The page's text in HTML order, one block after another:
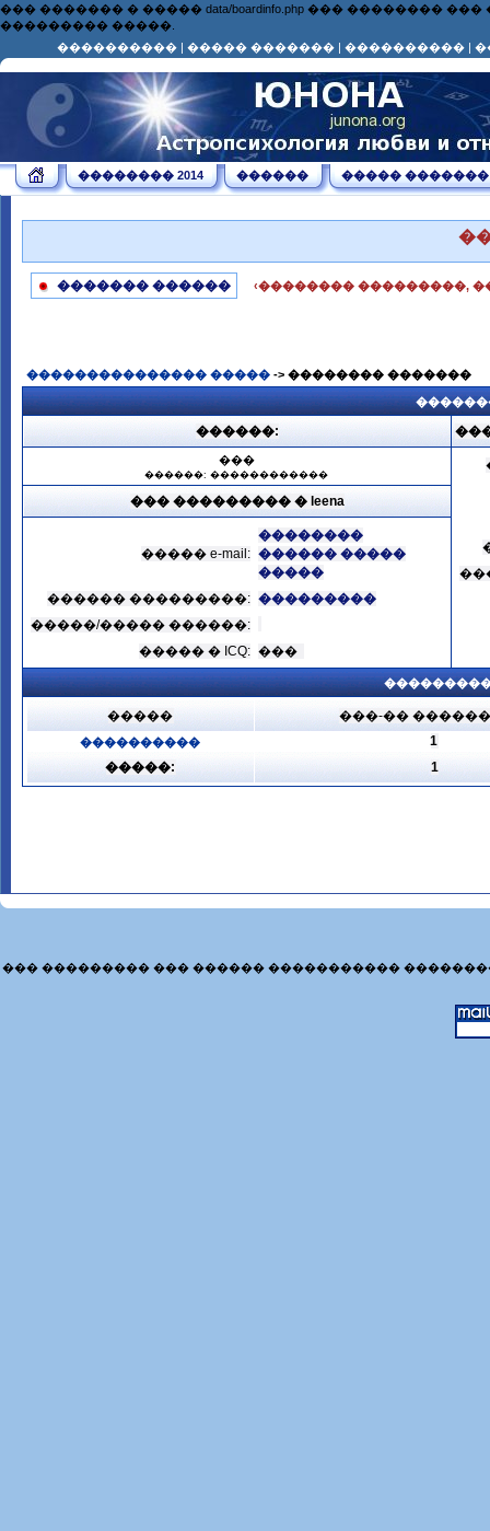
��� ������� � ����� data/boardinfo.php ���
��������� �����.
���������� | ����� ������� | ���������� |
�������� 2014 ������ ����� �������
������� ������ ‹�������� ���������,
��������������� ����� -> �������� �������
������:
���
������: ������������
��� ��������� � leena
����� e-mail:
��������
������ �����
�����
������ ���������: ���������
�����/����� ������:
����� � ICQ: ���
����� ���-��
����������
1
�����:
1
��� ��������� ��� ������ �����������